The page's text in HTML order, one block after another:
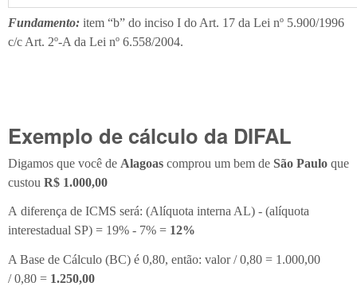
Fundamento: item “b” do inciso I do Art. 17 da Lei nº 5.900/1996
c/c Art. 2º-A da Lei nº 6.558/2004.
Exemplo de cálculo da DIFAL
Digamos que você de Alagoas comprou um bem de São Paulo que
custou R$ 1.000,00
A diferença de ICMS será: (Alíquota interna AL) - (alíquota
interestadual SP) = 19% - 7% = 12%
A Base de Cálculo (BC) é 0,80, então: valor / 0,80 = 1.000,00
/ 0,80 = 1.250,00